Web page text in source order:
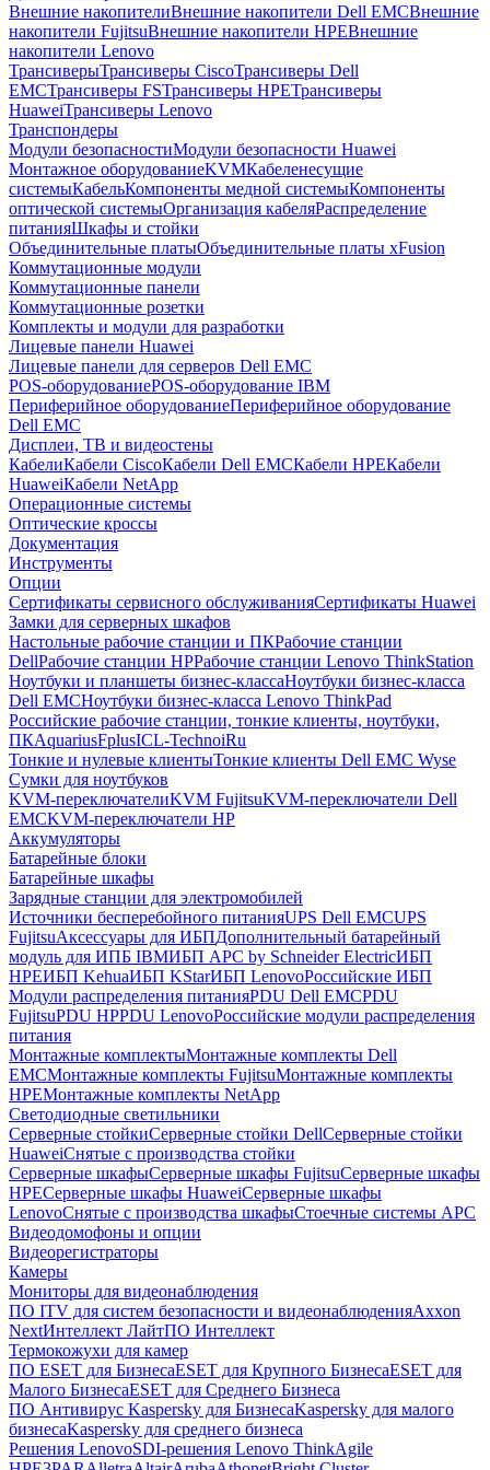
Внешние накопителиВнешние накопители Dell EMCВнешние
накопители FujitsuВнешние накопители HPEВнешние
накопители Lenovo
ТрансиверыТрансиверы CiscoТрансиверы Dell
EMCТрансиверы FSТрансиверы HPEТрансиверы
HuaweiТрансиверы Lenovo
Транспондеры
Модули безопасностиМодули безопасности Huawei
Монтажное оборудованиеKVMКабеленесущие
системыКабельКомпоненты медной системыКомпоненты
оптической системыОрганизация кабеляРаспределение
питанияШкафы и стойки
Объединительные платыОбъединительные платы xFusion
Коммутационные модули
Коммутационные панели
Коммутационные розетки
Комплекты и модули для разработки
Лицевые панели Huawei
Лицевые панели для серверов Dell EMC
POS-оборудованиеPOS-оборудование IBM
Периферийное оборудованиеПериферийное оборудование
Dell EMC
Дисплеи, ТВ и видеостены
КабелиКабели CiscoКабели Dell EMCКабели HPEКабели
HuaweiКабели NetApp
Операционные системы
Оптические кроссы
Документация
Инструменты
Опции
Сертификаты сервисного обслуживанияСертификаты Huawei
Замки для серверных шкафов
Настольные рабочие станции и ПКРабочие станции
DellРабочие станции HPРабочие станции Lenovo ThinkStation
Ноутбуки и планшеты бизнес-классаНоутбуки бизнес-класса
Dell EMCНоутбуки бизнес-класса Lenovo ThinkPad
Российские рабочие станции, тонкие клиенты, ноутбуки,
ПКAquariusFplusICL-TechnoiRu
Тонкие и нулевые клиентыТонкие клиенты Dell EMC Wyse
Сумки для ноутбуков
KVM-переключателиKVM FujitsuKVM-переключатели Dell
EMCKVM-переключатели HP
Аккумуляторы
Батарейные блоки
Батарейные шкафы
Зарядные станции для электромобилей
Источники бесперебойного питанияUPS Dell EMCUPS
FujitsuАксессуары для ИБПДополнительный батарейный
модуль для ИПБ IBMИБП APC by Schneider ElectricИБП
HPEИБП KehuaИБП KStarИБП LenovoРоссийские ИБП
Модули распределения питанияPDU Dell EMCPDU
FujitsuPDU HPPDU LenovoРоссийские модули распределения
питания
Монтажные комплектыМонтажные комплекты Dell
EMCМонтажные комплекты FujitsuМонтажные комплекты
HPEМонтажные комплекты NetApp
Светодиодные светильники
Серверные стойкиСерверные стойки DellСерверные стойки
HuaweiСнятые с производства стойки
Серверные шкафыСерверные шкафы FujitsuСерверные шкафы
HPEСерверные шкафы HuaweiСерверные шкафы
LenovoСнятые с производства шкафыСтоечные системы APC
Видеодомофоны и опции
Видеорегистраторы
Камеры
Мониторы для видеонаблюдения
ПО ITV для систем безопасности и видеонаблюденияAxxon
NextИнтеллект ЛайтПО Интеллект
Термокожухи для камер
ПО ESET для БизнесаESET для Крупного БизнесаESET для
Малого БизнесаESET для Среднего Бизнеса
ПО Антивирус Kaspersky для БизнесаKaspersky для малого
бизнесаKaspersky для среднего бизнеса
Решения LenovoSDI-решения Lenovo ThinkAgile